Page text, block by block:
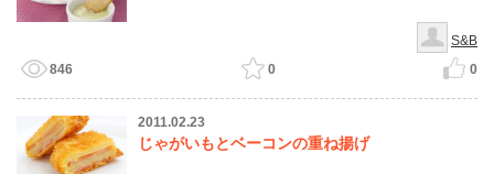
S&B
846
0 0
2011.02.23
じゃがいもとベーコンの重ね揚げ